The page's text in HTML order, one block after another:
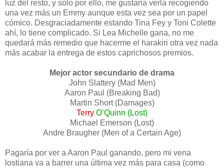
luz del resto, y solo por ello, me gustaría verla recogiendo
una vez más un Emmy aunque esta vez sea por un papel
cómico. Desgraciadamente estando Tina Fey y Toni Colette
ahí, lo tiene complicado. Si Lea Michelle gana, no me
quedará más remedio que hacerme el harakiri otra vez nada
más acabar la entrega de estos caprichosos premios.
Mejor actor secundario de drama
John Slattery (Mad Men)
Aaron Paul (Breaking Bad)
Martin Short (Damages)
Terry O’Quinn (Lost)
Michael Emerson (Lost)
Andre Braugher (Men of a Certain Age)
Pagaría por ver a Aaron Paul ganando, pero mi vena
lostiana va a barrer una última vez más para casa (como